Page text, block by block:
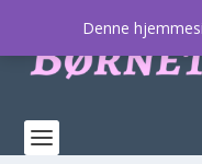
Denne